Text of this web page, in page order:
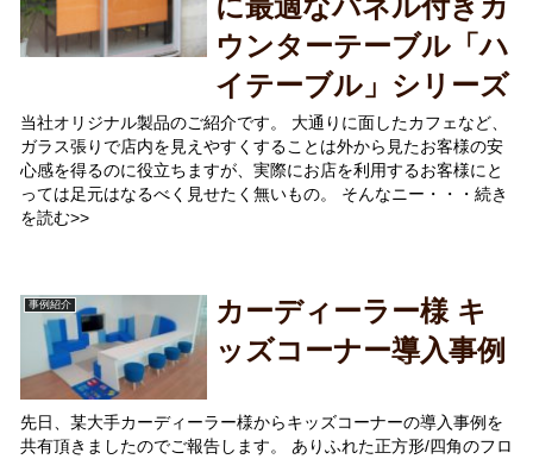
に最適なパネル付きカ
ウンターテーブル「ハ
イテーブル」シリーズ
当社オリジナル製品のご紹介です。 大通りに面したカフェなど、
ガラス張りで店内を見えやすくすることは外から見たお客様の安
心感を得るのに役立ちますが、実際にお店を利用するお客様にと
っては足元はなるべく見せたく無いもの。 そんなニー・・・続き
を読む>>
事例紹介
カーディーラー様 キ
ッズコーナー導入事例
先日、某大手カーディーラー様からキッズコーナーの導入事例を
共有頂きましたのでご報告します。 ありふれた正方形/四角のフロ